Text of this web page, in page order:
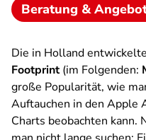
Beratung &
Die in Holland
Footprint(im Folgenden:
große Popularität, wie
Auftauchen in den Apple
Charts beobachten kann.